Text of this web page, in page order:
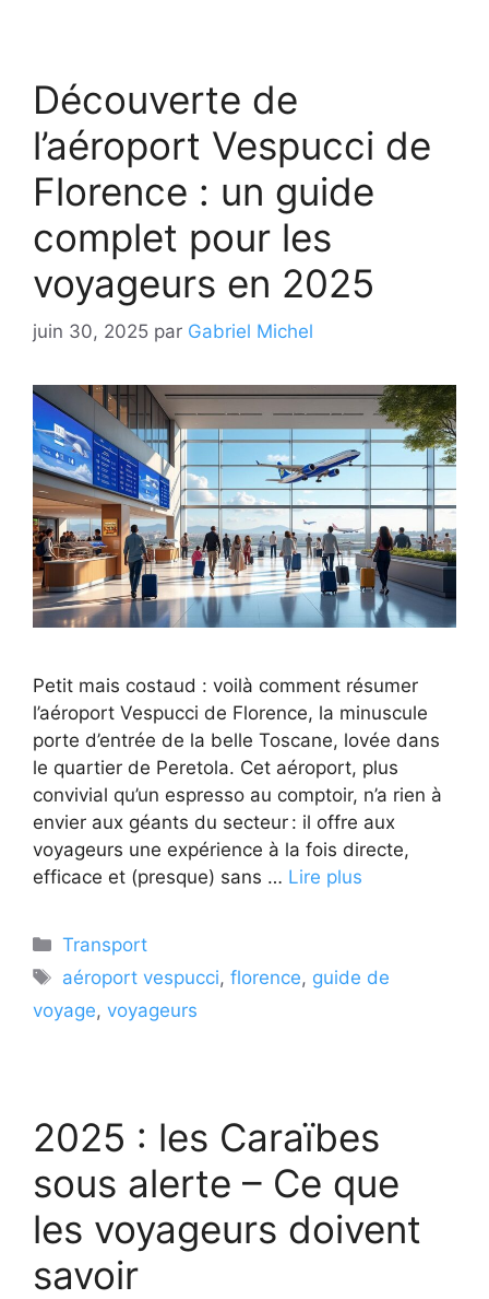
Découverte de
l’aéroport Vespucci de
Florence : un guide
complet pour les
voyageurs en 2025
juin 30, 2025 par Gabriel Michel
Petit mais costaud : voilà comment résumer
l’aéroport Vespucci de Florence, la minuscule
porte d’entrée de la belle Toscane, lovée dans
le quartier de Peretola. Cet aéroport, plus
convivial qu’un espresso au comptoir, n’a rien à
envier aux géants du secteur : il offre aux
voyageurs une expérience à la fois directe,
efficace et (presque) sans … Lire plus
Catégories
Transport
Étiquettes
aéroport vespucci,florence, guide de
voyage, voyageurs
2025 : les Caraïbes
sous alerte – Ce que
les voyageurs doivent
savoir